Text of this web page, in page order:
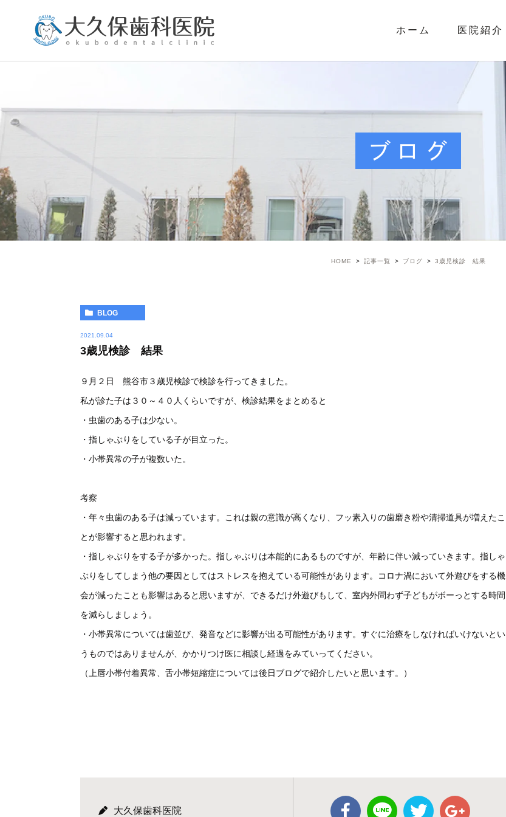
ホーム 医院紹介
ブログ
HOME 記事一覧 ブログ 3歳児検診 結果
BLOG
2021.09.04
3歳児検診 結果
９月２日 熊谷市３歳児検診で検診を行ってきました。
私が診た子は３０～４０人くらいですが、検診結果をまとめると
・虫歯のある子は少ない。
・指しゃぶりをしている子が目立った。
・小帯異常の子が複数いた。
考察
・年々虫歯のある子は減っています。これは親の意識が高くなり、フッ素入りの歯磨き粉や清掃道具が増えたこ
とが影響すると思われます。
・指しゃぶりをする子が多かった。指しゃぶりは本能的にあるものですが、年齢に伴い減っていきます。指しゃ
ぶりをしてしまう他の要因としてはストレスを抱えている可能性があります。コロナ渦において外遊びをする機
会が減ったことも影響はあると思いますが、できるだけ外遊びもして、室内外問わず子どもがボーっとする時間
を減らしましょう。
・小帯異常については歯並び、発音などに影響が出る可能性があります。すぐに治療をしなければいけないとい
うものではありませんが、かかりつけ医に相談し経過をみていってください。
（上唇小帯付着異常、舌小帯短縮症については後日ブログで紹介したいと思います。）
大久保歯科医院